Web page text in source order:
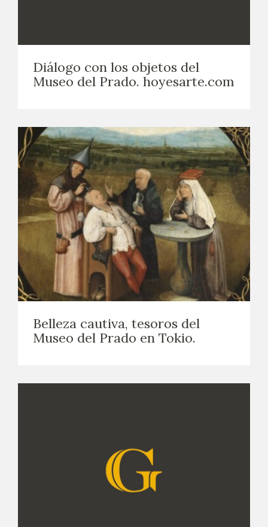
GOYA EN EL MUNDO
PREMIO ARAGÓN GOYA
EDICIONES
PUBLICACIONES
TIENDA
EDUCA
CEDEA
FICHAS ARASAAC
Diálogo con los objetos del
Museo del Prado. hoyesarte.com
Belleza cautiva, tesoros del
Museo del Prado en Tokio.